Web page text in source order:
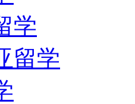
学
留学